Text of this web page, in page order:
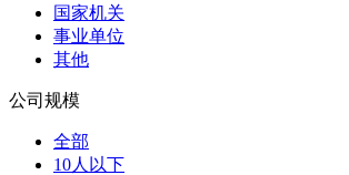
国家机关
事业单位
其他
公司规模
全部
10人以下